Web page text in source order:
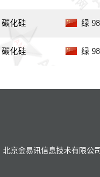
碳化硅 绿
碳化硅 绿
北京金易讯信息技术有限公